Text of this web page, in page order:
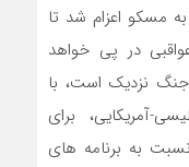
مسکو اعزام شد تا
در پی خواهد
نزدیک است، با
آمریکایی، برای
به برنامه های